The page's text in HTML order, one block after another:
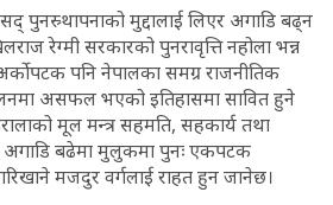
पुनस्र्थापनाको मुद्दालाई लिएर अगाडि बढ्न
रेग्मी सरकारको पुनरावृत्ति नहोला भन्न
पनि नेपालका समग्र राजनीतिक
असफल भएको इतिहासमा सावित हुने
मूल मन्त्र सहमति, सहकार्य तथा
अगाडि बढेमा मुलुकमा पुनः एकपटक
मजदुर वर्गलाई राहत हुन जानेछ।